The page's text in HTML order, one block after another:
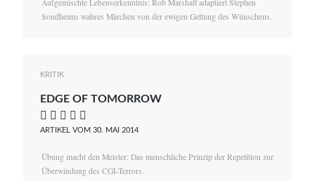
Aufgemischte Lebenserkenntnis: Rob Marshall adaptiert Stephen
Sondheims wahres Märchen von der ewigen Geltung des Wünschens.
KRITIK
EDGE OF TOMORROW
    
ARTIKEL VOM 30. MAI 2014
Übung macht den Meister: Das menschliche Prinzip der Repetition zur
Überwindung des CGI-Terrors.